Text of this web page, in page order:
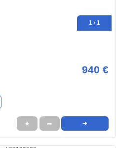
1 / 1
940 €
★ ➦ ➜